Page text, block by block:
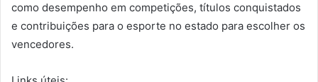
como desempenho em competições, títulos conquistados
e contribuições para o esporte no estado para escolher os
vencedores.